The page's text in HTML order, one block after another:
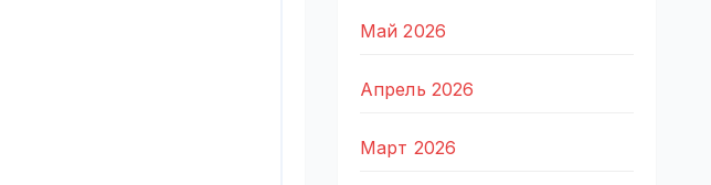
Май 2026
Апрель 2026
Март 2026